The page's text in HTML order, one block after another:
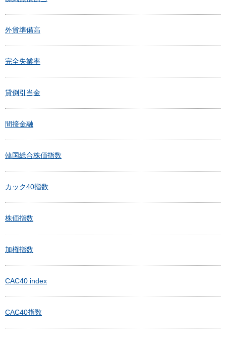
外貨準備高
完全失業率
貸倒引当金
間接金融
韓国総合株価指数
カック40指数
株価指数
加権指数
CAC40 index
CAC40指数